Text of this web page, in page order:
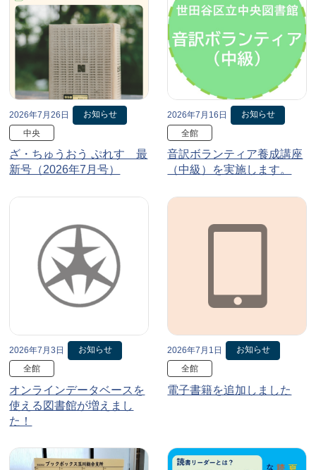
2026年7月26日
お知らせ
中央
ざ・ちゅうおう ぷれす 最
新号（2026年7月号）
2026年7月16日
お知らせ
全館
音訳ボランティア養成講座
（中級）を実施します。
2026年7月3日
お知らせ
全館
オンラインデータベースを
使える図書館が増えまし
た！
2026年7月1日
お知らせ
全館
電子書籍を追加しました